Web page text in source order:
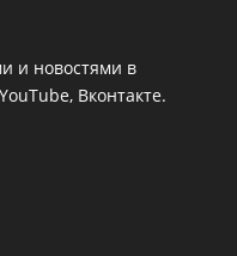
и новостями в
Вконтакте.